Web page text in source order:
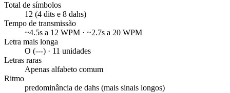
Total de símbolos
12 (4 dits e 8 dahs)
Tempo de transmissão
~4.5s a 12 WPM · ~2.7s a 20 WPM
Letra mais longa
O (---) · 11 unidades
Letras raras
Apenas alfabeto comum
Ritmo
predominância de dahs (mais sinais longos)